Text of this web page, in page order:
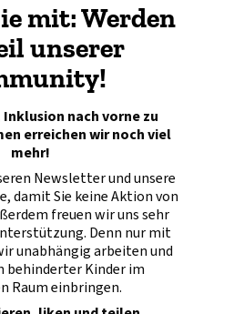
mit: Werden
unserer
nach vorne zu
erreichen wir noch viel
mehr!
Newsletter und unsere
damit Sie keine Aktion von
freuen wir uns sehr
Denn nur mit
unabhängig arbeiten und
behinderter Kinder im
Raum einbringen.